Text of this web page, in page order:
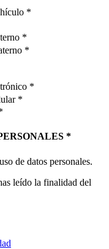
*
*
*
*
*
*
de datos personales.
leído la finalidad del